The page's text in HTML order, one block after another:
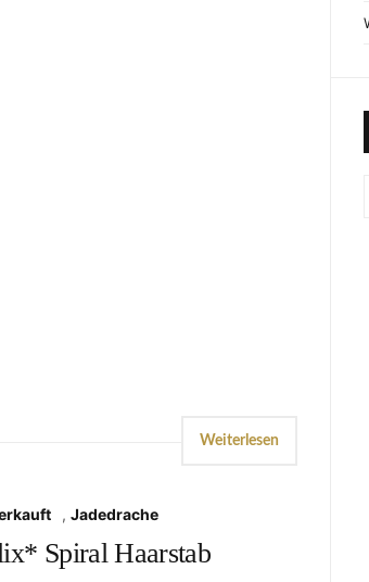
Weiterlesen
,Jadedrache
Spiral Haarstab